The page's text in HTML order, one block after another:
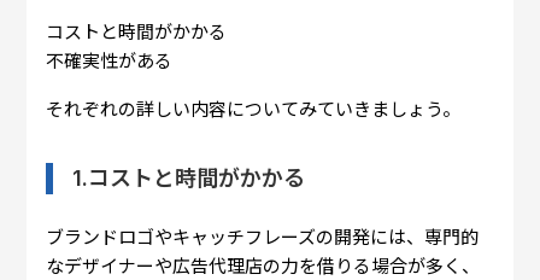
コストと時間がかかる
不確実性がある
それぞれの詳しい内容についてみていきましょう。
1.コストと時間がかかる
ブランドロゴやキャッチフレーズの開発には、専門的
なデザイナーや広告代理店の力を借りる場合が多く、